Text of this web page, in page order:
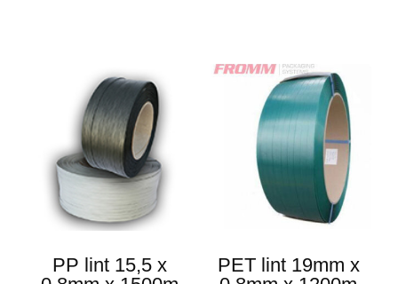
PP lint 15,5 x
PET lint 19mm x